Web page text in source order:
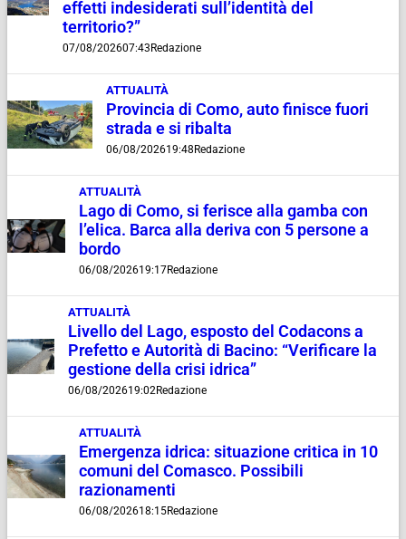
effetti indesiderati sull’identità del
territorio?”
07/08/202607:43 Redazione
ATTUALITÀ
Provincia di Como, auto finisce fuori
strada e si ribalta
06/08/202619:48 Redazione
ATTUALITÀ
Lago di Como, si ferisce alla gamba con
l’elica. Barca alla deriva con 5 persone a
bordo
06/08/202619:17Redazione
ATTUALITÀ
Livello del Lago, esposto del Codacons a
Prefetto e Autorità di Bacino: “Verificare la
gestione della crisi idrica”
06/08/202619:02Redazione
ATTUALITÀ
Emergenza idrica: situazione critica in 10
comuni del Comasco. Possibili
razionamenti
06/08/202618:15Redazione